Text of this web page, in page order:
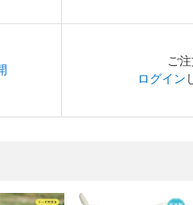
ご
ログイン